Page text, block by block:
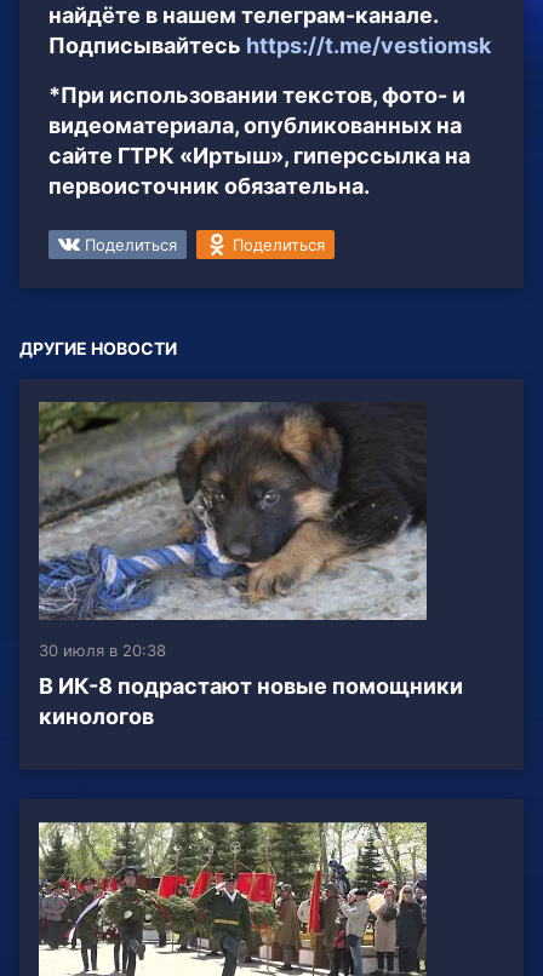
найдёте в нашем телеграм-канале.
Подписывайтесь https://t.me/vestiomsk
*При использовании текстов, фото- и
видеоматериала, опубликованных на
сайте ГТРК «Иртыш», гиперссылка на
первоисточник обязательна.
Поделиться Поделиться
ДРУГИЕ НОВОСТИ
30 июля в 20:38
В ИК-8 подрастают новые помощники
кинологов